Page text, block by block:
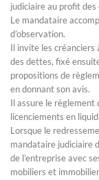
judiciaire au profit des
Le mandataire
d’observation.
Il invite les
des dettes, fixé
propositions de
en donnant son avis.
Il assure le règlement
licenciements en
Lorsque le
mandataire judiciaire
de l’entreprise avec
mobiliers et